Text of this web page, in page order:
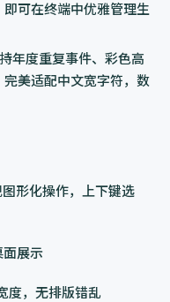
即可在终端中优雅管理生
年度重复事件、彩色高
美适配中文宽字符，数
形化操作，上下键选
展示
度，无排版错乱